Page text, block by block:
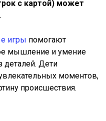
с картой) может
игры помогают
мышление и умение
деталей. Дети
моментов,
происшествия.